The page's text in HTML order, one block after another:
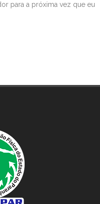
para a próxima vez que eu